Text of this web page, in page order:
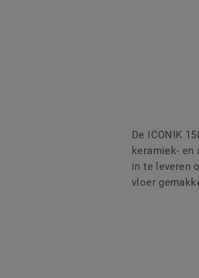
De ICONIK
keramiek-
in te leveren
vloer